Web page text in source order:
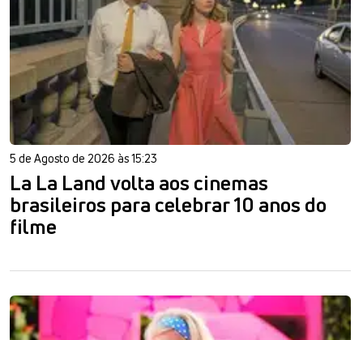
5 de Agosto de 2026 às 15:23
La La Land volta aos cinemas
brasileiros para celebrar 10 anos do
filme